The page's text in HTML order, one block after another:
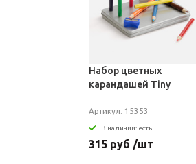
Набор цветных
карандашей Tiny
Артикул: 15353
В наличии: есть
315 руб /шт